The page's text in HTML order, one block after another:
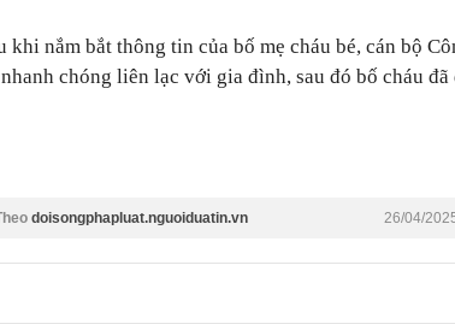
khi nắm bắt thông tin của bố mẹ cháu bé, cán bộ
chóng liên lạc với gia đình, sau đó bố cháu đã
doisongphapluat.nguoiduatin.vn 26/04/